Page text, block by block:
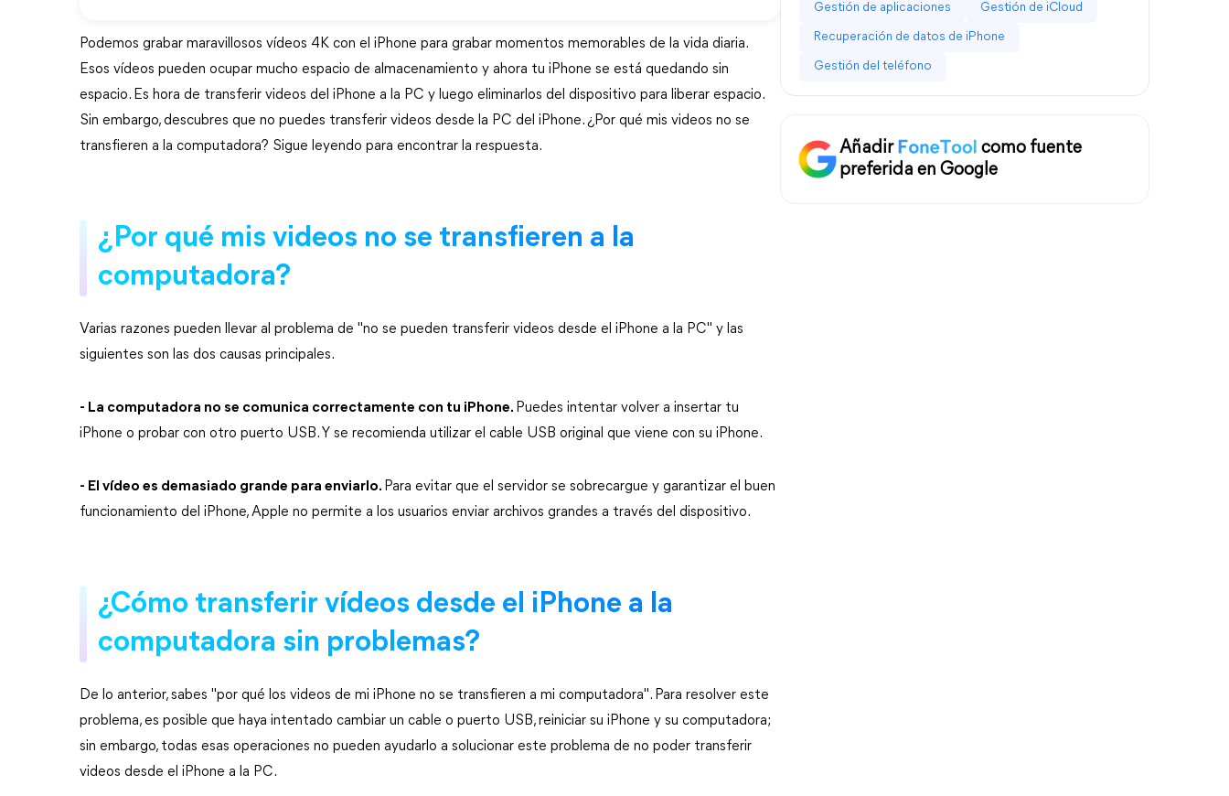
Podemos grabar maravillosos vídeos 4K con el iPhone para grabar momentos memorables de la vida diaria.
Esos vídeos pueden ocupar mucho espacio de almacenamiento y ahora tu iPhone se está quedando sin
espacio. Es hora de transferir videos del iPhone a la PC y luego eliminarlos del dispositivo para liberar espacio.
Sin embargo, descubres que no puedes transferir videos desde la PC del iPhone. ¿Por qué mis videos no se
transfieren a la computadora? Sigue leyendo para encontrar la respuesta.
¿Por qué mis videos no se transfieren a la
computadora?
Varias razones pueden llevar al problema de "no se pueden transferir videos desde el iPhone a la PC" y las
siguientes son las dos causas principales.
- La computadora no se comunica correctamente con tu iPhone. Puedes intentar volver a insertar tu
iPhone o probar con otro puerto USB. Y se recomienda utilizar el cable USB original que viene con su iPhone.
- El vídeo es demasiado grande para enviarlo. Para evitar que el servidor se sobrecargue y garantizar el buen
funcionamiento del iPhone, Apple no permite a los usuarios enviar archivos grandes a través del dispositivo.
¿Cómo transferir vídeos desde el iPhone a la
computadora sin problemas?
De lo anterior, sabes "por qué los videos de mi iPhone no se transfieren a mi computadora". Para resolver este
problema, es posible que haya intentado cambiar un cable o puerto USB, reiniciar su iPhone y su computadora;
sin embargo, todas esas operaciones no pueden ayudarlo a solucionar este problema de no poder transferir
videos desde el iPhone a la PC.
Gestión de aplicaciones Gestión de iCloud
Recuperación de datos de iPhone
Gestión del teléfono
Añadir
como fuente
preferida en Google